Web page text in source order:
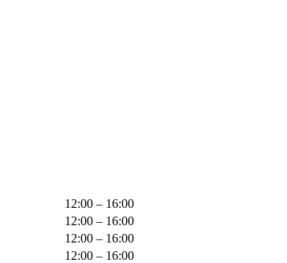
12:00 – 16:00
12:00 – 16:00
12:00 – 16:00
12:00 – 16:00